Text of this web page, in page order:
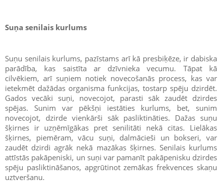
Suņa senilais kurlums
Suņu senilais kurlums, pazīstams arī kā presbiķēze, ir dabiska
parādība, kas saistīta ar dzīvnieka vecumu. Tāpat kā
cilvēkiem, arī suņiem notiek novecošanās process, kas var
ietekmēt dažādas organisma funkcijas, tostarp spēju dzirdēt.
Gados vecāki suņi, novecojot, parasti sāk zaudēt dzirdes
spējas. Sunim var pēkšņi iestāties kurlums, bet, sunim
novecojot, dzirde vienkārši sāk pasliktināties. Dažas suņu
šķirnes ir uzņēmīgākas pret senilitāti nekā citas. Lielākas
šķirnes, piemēram, vācu suņi, dalmācieši un bokseri, var
zaudēt dzirdi agrāk nekā mazākas šķirnes. Senilais kurlums
attīstās pakāpeniski, un suņi var pamanīt pakāpenisku dzirdes
spēju pasliktināšanos, apgrūtinot zemākas frekvences skaņu
uztveršanu.